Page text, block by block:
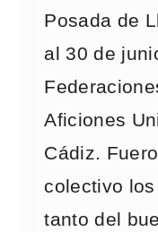
Posada de
al 30 de
Aficiones
Cádiz.
colectivo
tanto del